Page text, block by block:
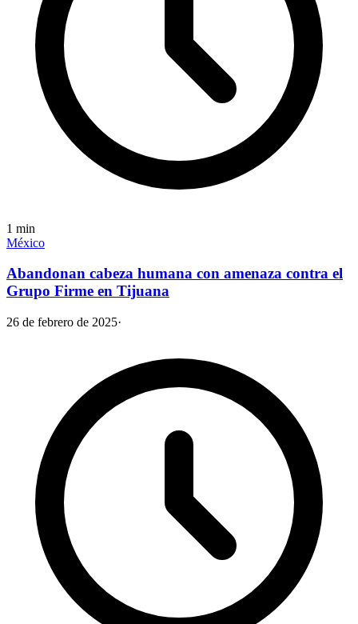
1 min
México
Abandonan cabeza humana con amenaza contra el
Grupo Firme en Tijuana
26 de febrero de 2025·